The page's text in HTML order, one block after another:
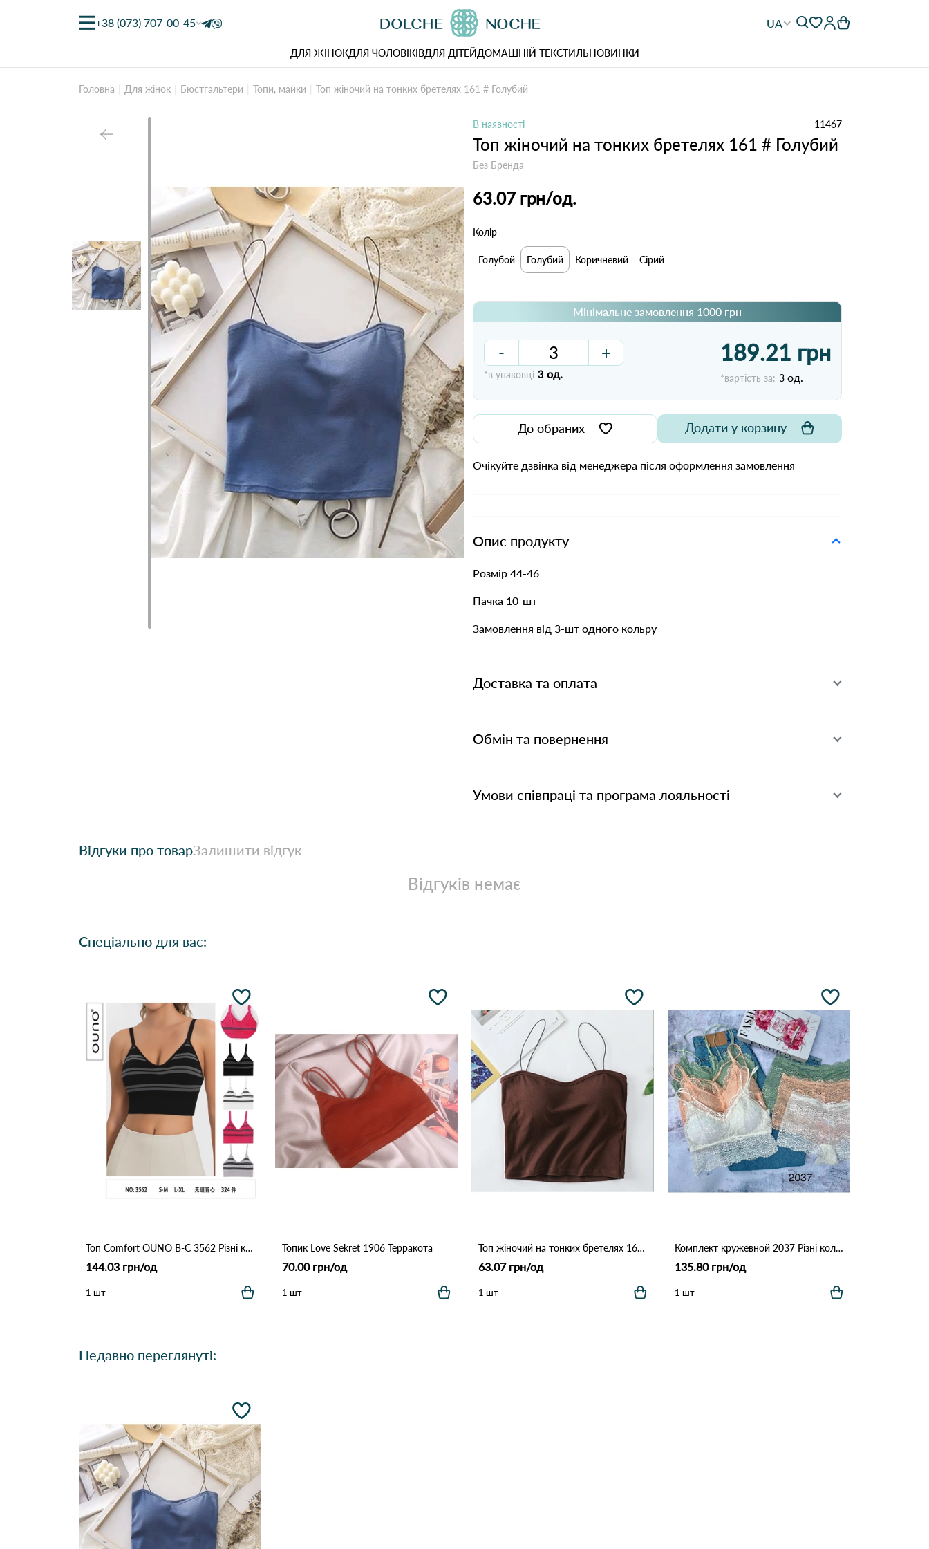
+38 (073) 707-00-45 UA
ДЛЯ ЖІНОКДЛЯ ЧОЛОВІКІВДЛЯ ДІТЕЙДОМАШНІЙ ТЕКСТИЛЬНОВИНКИ
Головна Для жінок Бюстгальтери Топи, майки Топ жіночий на тонких бретелях 161 # Голубий
В наявності 11467
Топ жіночий на тонких бретелях 161 # Голубий
Без Бренда
63.07 грн/од.
Колір
Голубой Голубий Коричневий Сірий
Мінімальне замовлення 1000 грн
- +
*в упаковці 3 од.
189.21 грн
*вартість за: 3 од.
До обраних Додати у корзину
Очікуйте дзвінка від менеджера після оформлення замовлення
Опис продукту
Розмір 44-46
Пачка 10-шт
Замовлення від 3-шт одного кольру
Доставка та оплата
Обмін та повернення
Умови співпраці та програма лояльності
Відгуки про товарЗалишити відгук
Відгуків немає
Спеціально для вас:
Топ Comfort OUNO B-C 3562 Різні кольори
144.03 грн/од
1 шт
Топик Love Sekret 1906 Терракота
70.00 грн/од
1 шт
Топ жіночий на тонких бретелях 161 # Коричневий
63.07 грн/од
1 шт
Комплект кружевной 2037 Різні кольори
135.80 грн/од
1 шт
Недавно переглянуті: